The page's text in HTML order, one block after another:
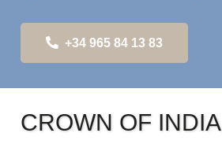
+34 965 84 13 83
CROWN OF INDIA